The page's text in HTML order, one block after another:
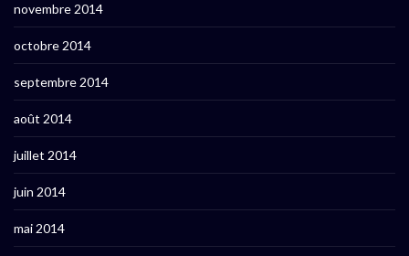
novembre 2014
octobre 2014
septembre 2014
août 2014
juillet 2014
juin 2014
mai 2014